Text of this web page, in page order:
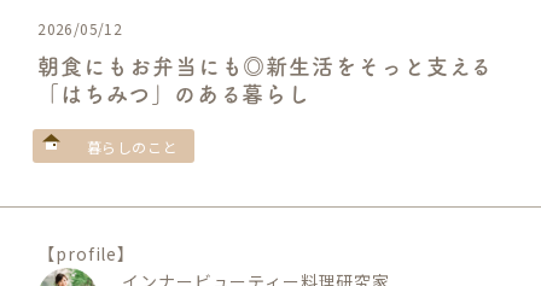
2026/05/12
朝食にもお弁当にも◎新生活をそっと支える
「はちみつ」のある暮らし
暮らしのこと
【profile】
インナービューティー料理研究家